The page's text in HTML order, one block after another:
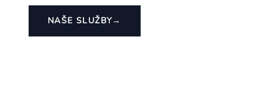
NAŠE SLUŽBY→